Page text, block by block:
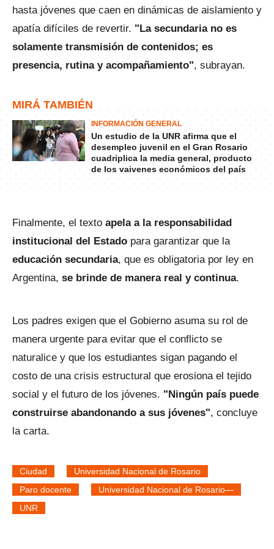
hasta jóvenes que caen en dinámicas de aislamiento y
apatía difíciles de revertir. "La secundaria no es
solamente transmisión de contenidos; es
presencia, rutina y acompañamiento", subrayan.
MIRÁ TAMBIÉN
INFORMACIÓN GENERAL
Un estudio de la UNR afirma que el
desempleo juvenil en el Gran Rosario
cuadriplica la media general, producto
de los vaivenes económicos del país
Finalmente, el texto apela a la responsabilidad
institucional del Estado para garantizar que la
educación secundaria, que es obligatoria por ley en
Argentina, se brinde de manera real y continua.
Los padres exigen que el Gobierno asuma su rol de
manera urgente para evitar que el conflicto se
naturalice y que los estudiantes sigan pagando el
costo de una crisis estructural que erosiona el tejido
social y el futuro de los jóvenes. "Ningún país puede
construirse abandonando a sus jóvenes", concluye
la carta.
Ciudad
Universidad Nacional de Rosario
Paro docente
Universidad Nacional de Rosario—
UNR